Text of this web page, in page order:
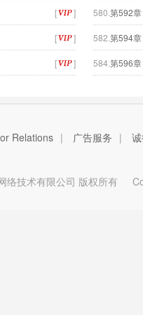
[ ] 580. 第592
[ ] 582. 第594
[ ] 584. 第596
Relations | 广告服务 |
络技术有限公司 版权所有